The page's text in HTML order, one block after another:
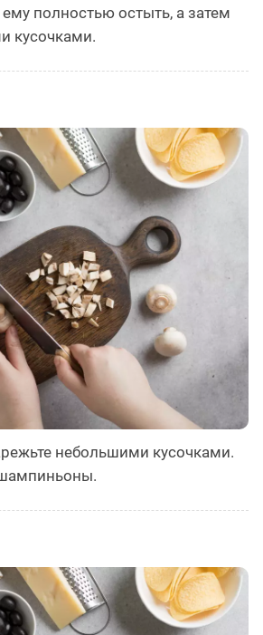
ему полностью остыть, а затем
кусочками.
небольшими кусочками.